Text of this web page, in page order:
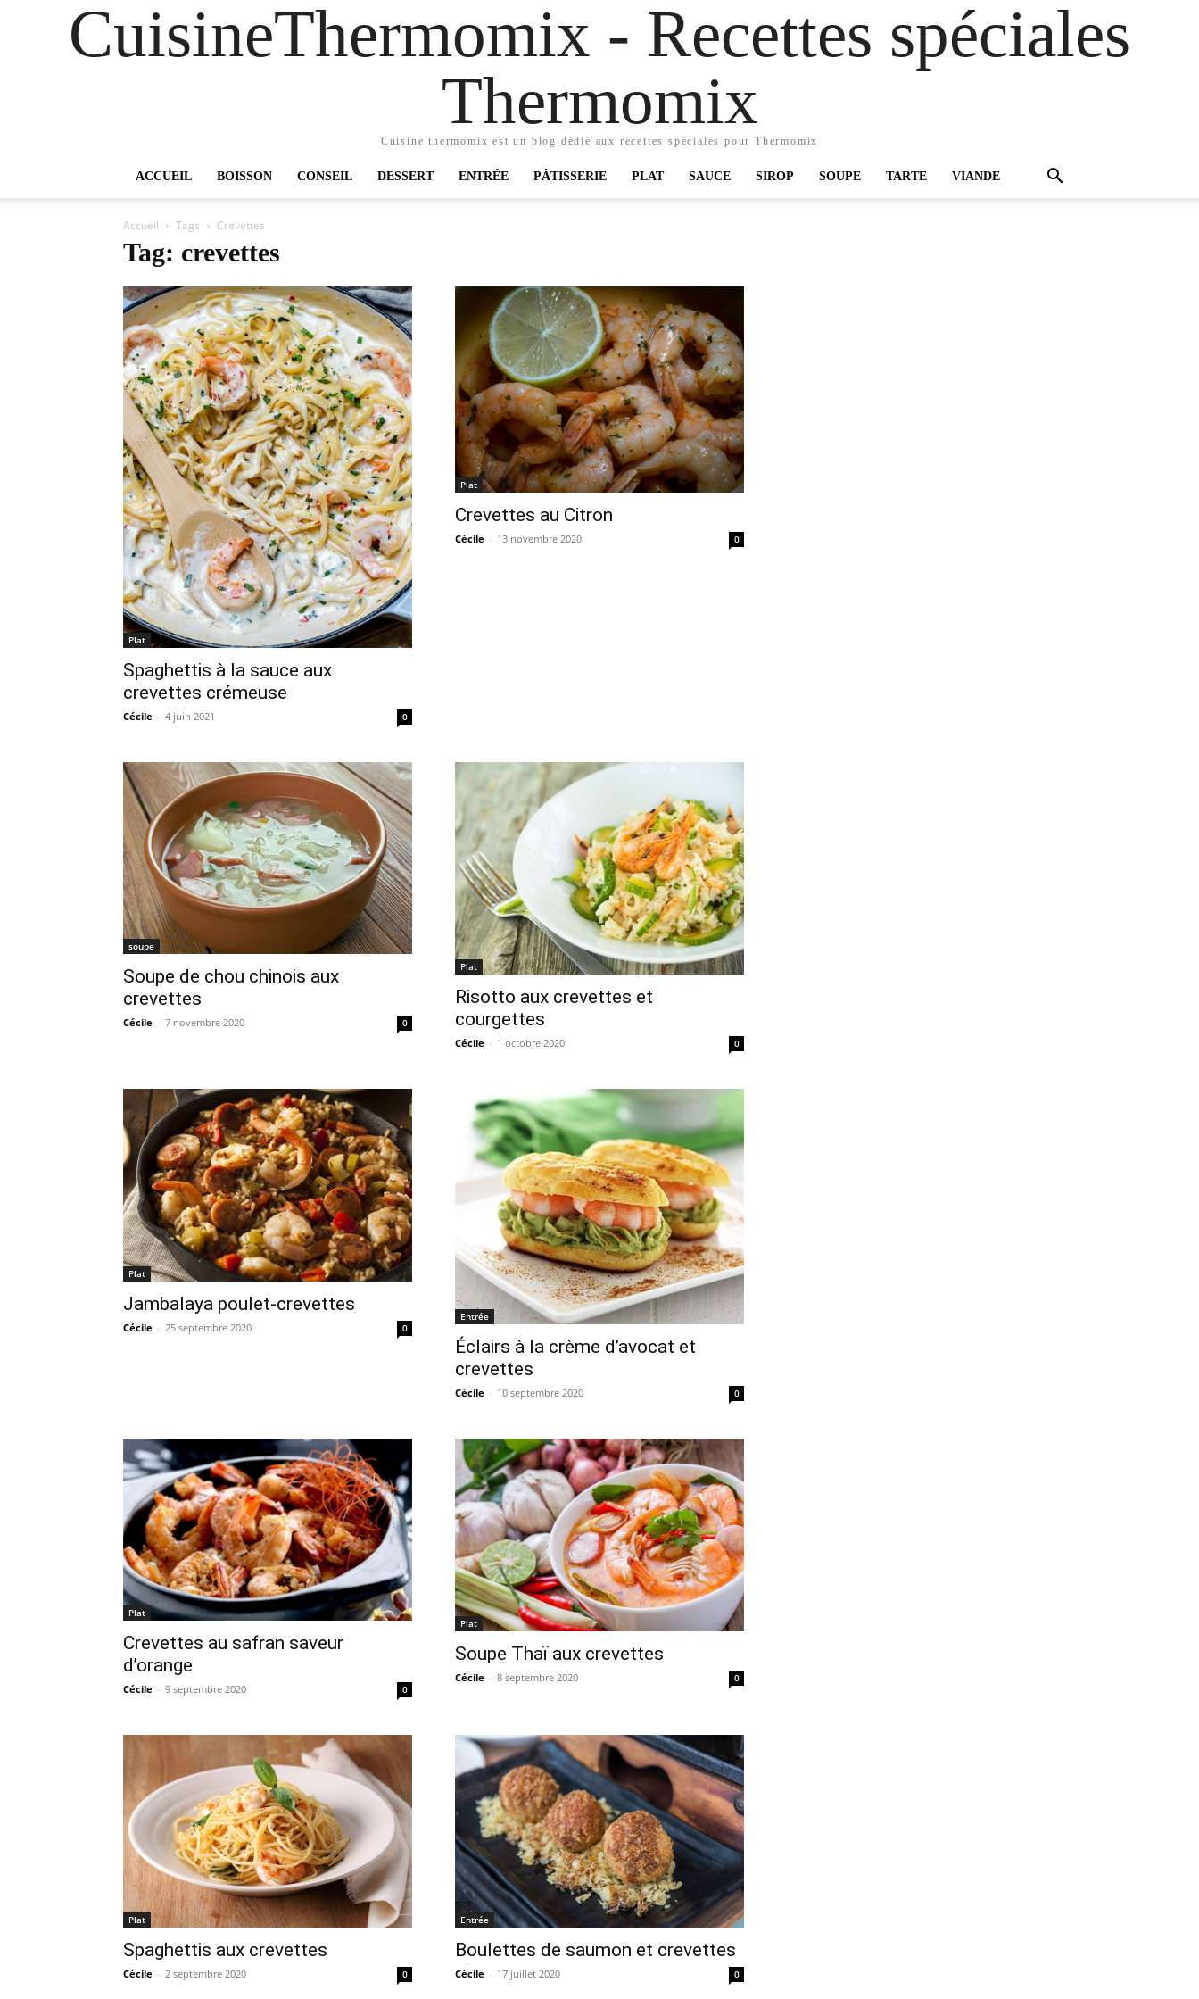
CuisineThermomix - Recettes spéciales
Thermomix
Cuisine thermomix est un blog dédié aux recettes spéciales pour Thermomix
ACCUEIL BOISSON CONSEIL DESSERT ENTRÉE PÂTISSERIE PLAT SAUCE SIROP SOUPE TARTE VIANDE
Accueil Tags Crevettes
Tag: crevettes
Plat
Spaghettis à la sauce aux
crevettes crémeuse
Cécile - 4 juin 2021 0
Plat
Crevettes au Citron
Cécile - 13 novembre 2020 0
soupe
Soupe de chou chinois aux
crevettes
Cécile - 7 novembre 2020 0
Plat
Risotto aux crevettes et
courgettes
Cécile - 1 octobre 2020 0
Plat
Jambalaya poulet-crevettes
Cécile - 25 septembre 2020 0
Entrée
Éclairs à la crème d’avocat et
crevettes
Cécile - 10 septembre 2020 0
Plat
Crevettes au safran saveur
d’orange
Cécile - 9 septembre 2020 0
Plat
Soupe Thaï aux crevettes
Cécile - 8 septembre 2020 0
Plat
Spaghettis aux crevettes
Cécile - 2 septembre 2020 0
Entrée
Boulettes de saumon et crevettes
Cécile - 17 juillet 2020 0